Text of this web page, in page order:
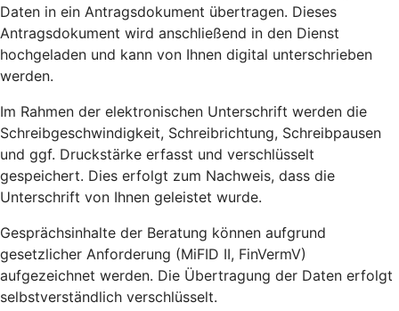
Daten in ein Antragsdokument übertragen. Dieses
Antragsdokument wird anschließend in den Dienst
hochgeladen und kann von Ihnen digital unterschrieben
werden.
Im Rahmen der elektronischen Unterschrift werden die
Schreibgeschwindigkeit, Schreibrichtung, Schreibpausen
und ggf. Druckstärke erfasst und verschlüsselt
gespeichert. Dies erfolgt zum Nachweis, dass die
Unterschrift von Ihnen geleistet wurde.
Gesprächsinhalte der Beratung können aufgrund
gesetzlicher Anforderung (MiFID II, FinVermV)
aufgezeichnet werden. Die Übertragung der Daten erfolgt
selbstverständlich verschlüsselt.